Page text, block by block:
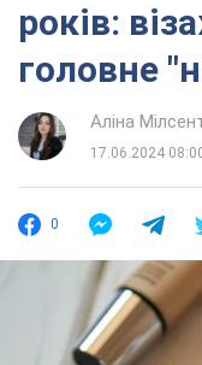
років:
головне
Аліна
17.06.2024
0